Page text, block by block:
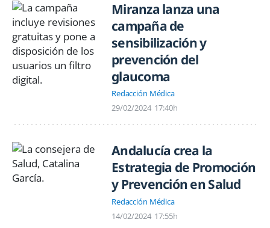
Miranza lanza una
campaña de
sensibilización y
prevención del
glaucoma
Redacción Médica
29/02/2024 17:40h
Andalucía crea la
Estrategia de Promoción
y Prevención en Salud
Redacción Médica
14/02/2024 17:55h